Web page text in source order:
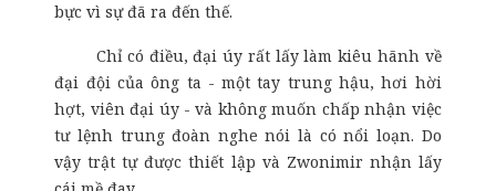
bực vì sự đã ra đến thế.
Chỉ có điều, đại úy rất lấy làm kiêu hãnh về
đại đội của ông ta - một tay trung hậu, hơi hời
hợt, viên đại úy - và không muốn chấp nhận việc
tư lệnh trung đoàn nghe nói là có nổi loạn. Do
vậy trật tự được thiết lập và Zwonimir nhận lấy